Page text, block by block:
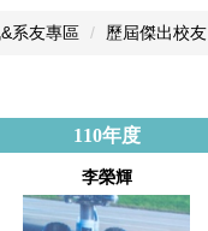
系友專區 歷屆傑出校友
110年度
李榮輝